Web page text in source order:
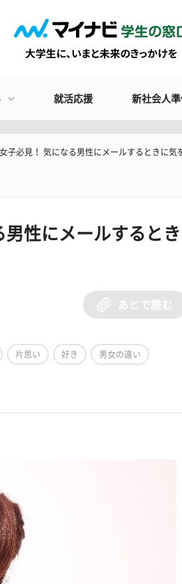
就活応援 新社会人
子必見！ 気になる男性にメールするときに気
性にメールするとき
あとで読む
片思い 好き 男女の違い